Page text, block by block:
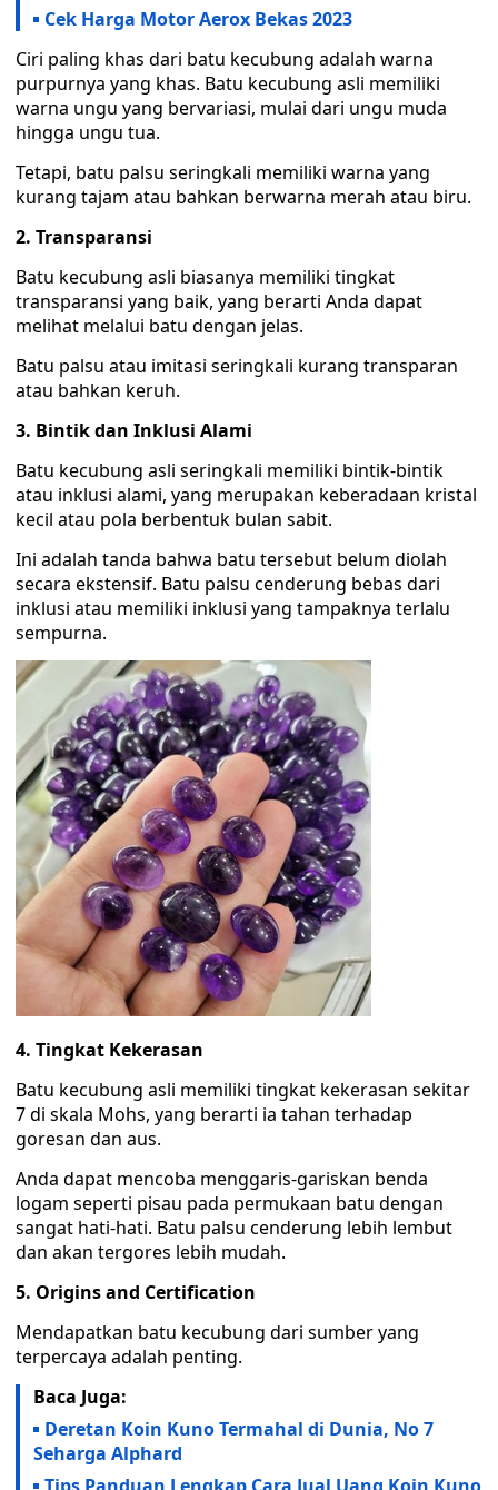
Cek Harga Motor Aerox Bekas 2023
Ciri paling khas dari batu kecubung adalah warna
purpurnya yang khas. Batu kecubung asli memiliki
warna ungu yang bervariasi, mulai dari ungu muda
hingga ungu tua.
Tetapi, batu palsu seringkali memiliki warna yang
kurang tajam atau bahkan berwarna merah atau biru.
2. Transparansi
Batu kecubung asli biasanya memiliki tingkat
transparansi yang baik, yang berarti Anda dapat
melihat melalui batu dengan jelas.
Batu palsu atau imitasi seringkali kurang transparan
atau bahkan keruh.
3. Bintik dan Inklusi Alami
Batu kecubung asli seringkali memiliki bintik-bintik
atau inklusi alami, yang merupakan keberadaan kristal
kecil atau pola berbentuk bulan sabit.
Ini adalah tanda bahwa batu tersebut belum diolah
secara ekstensif. Batu palsu cenderung bebas dari
inklusi atau memiliki inklusi yang tampaknya terlalu
sempurna.
4. Tingkat Kekerasan
Batu kecubung asli memiliki tingkat kekerasan sekitar
7 di skala Mohs, yang berarti ia tahan terhadap
goresan dan aus.
Anda dapat mencoba menggaris-gariskan benda
logam seperti pisau pada permukaan batu dengan
sangat hati-hati. Batu palsu cenderung lebih lembut
dan akan tergores lebih mudah.
5. Origins and Certification
Mendapatkan batu kecubung dari sumber yang
terpercaya adalah penting.
Baca Juga:
Deretan Koin Kuno Termahal di Dunia, No 7
Seharga Alphard